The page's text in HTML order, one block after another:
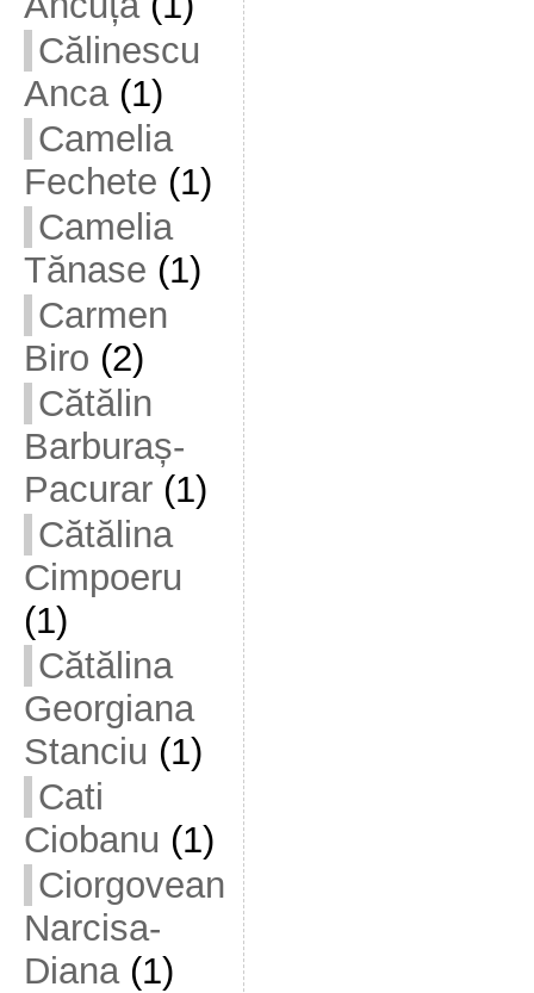
Călinescu
Anca(1)
Camelia
Fechete (1)
Camelia
Tănase (1)
Carmen
Biro (2)
Cătălin
Barburaș-
Pacurar(1)
Cătălina
Cimpoeru
(1)
Cătălina
Georgiana
Stanciu (1)
Cati
Ciobanu (1)
Ciorgovean
Narcisa-
Diana(1)